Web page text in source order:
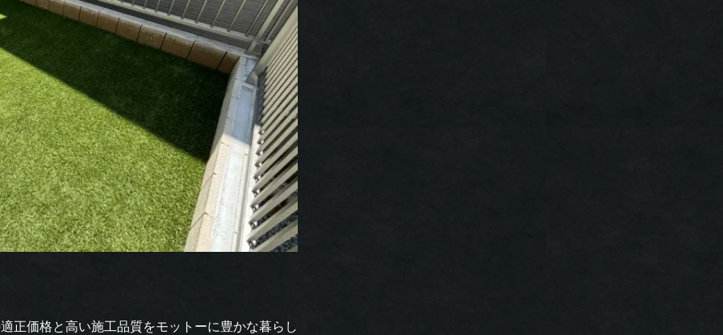
正価格と高い施工品質をモットーに豊かな暮らし